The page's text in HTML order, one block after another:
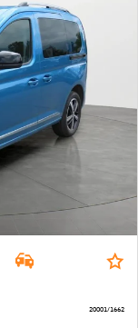
20001/1662